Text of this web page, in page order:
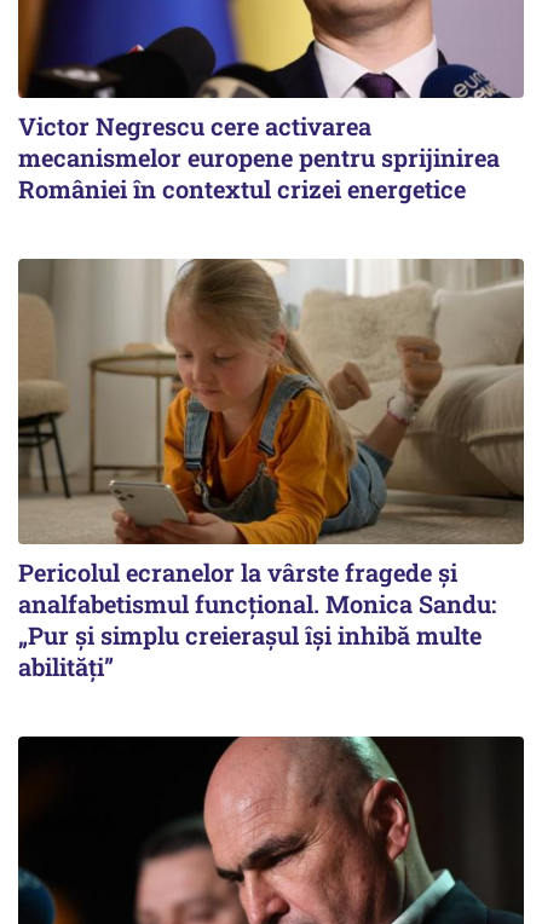
Victor Negrescu cere activarea
mecanismelor europene pentru sprijinirea
României în contextul crizei energetice
Pericolul ecranelor la vârste fragede și
analfabetismul funcțional. Monica Sandu:
„Pur și simplu creierașul își inhibă multe
abilități”